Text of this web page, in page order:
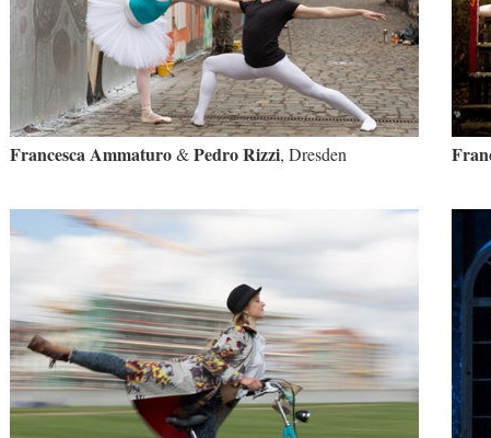
Francesca Ammaturo&Pedro Rizzi, Dresden